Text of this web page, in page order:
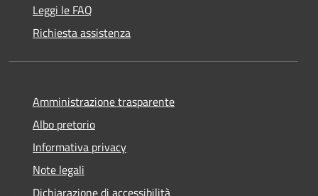
Leggi le FAQ
Richiesta assistenza
Amministrazione trasparente
Albo pretorio
Informativa privacy
Note legali
Dichiarazione di accessibilità